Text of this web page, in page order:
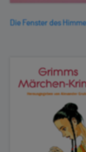
Die Fenster des